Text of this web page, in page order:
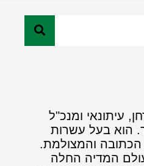
עיתונאי ומנכ"ל
הוא בעל עשרות
הכתובה והמצולמת.
המדיה החלה